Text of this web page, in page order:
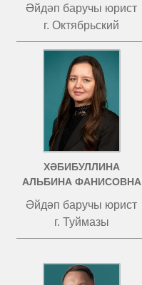
Әйдәп баручы юрист
г. Октябрьский
ХӘБИБУЛЛИНА
АЛЬБИНА ФАНИСОВНА
Әйдәп баручы юрист
г. Туймазы